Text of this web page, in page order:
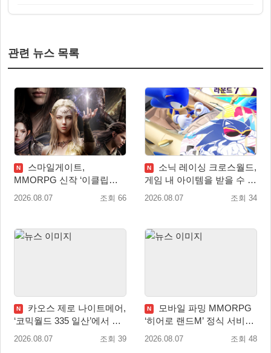
관련 뉴스 목록
N
스마일게이트,
MMORPG 신작 ‘이클립스:
더 어웨이크닝’ 9월 10일 론
2026.08.07 조회 66
N
소닉 레이싱 크로스월드,
게임 내 아이템을 받을 수 있
는 ‘레전드 대회 라운드 7’ 개
2026.08.07 조회 34
N
카오스 제로 나이트메어,
‘코믹월드 335 일산’에서 이
용자 소통 예고
2026.08.07 조회 39
N
모바일 파밍 MMORPG
‘히어로 랜드M’ 정식 서비스
돌입
2026.08.07 조회 48